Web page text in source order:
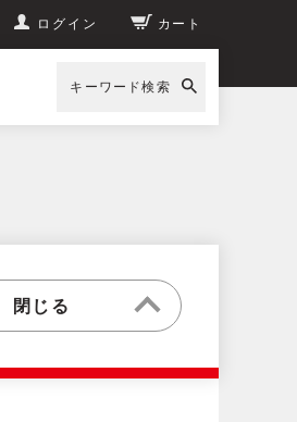
ログイン カート
キーワード検索